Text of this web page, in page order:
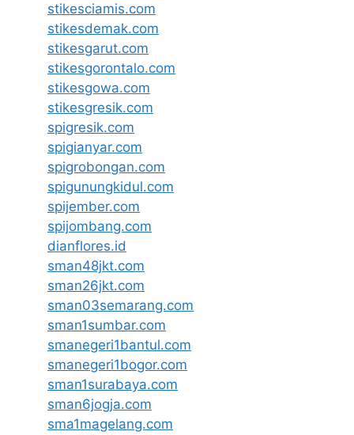
stikesciamis.com
stikesdemak.com
stikesgarut.com
stikesgorontalo.com
stikesgowa.com
stikesgresik.com
spigresik.com
spigianyar.com
spigrobongan.com
spigunungkidul.com
spijember.com
spijombang.com
dianflores.id
sman48jkt.com
sman26jkt.com
sman03semarang.com
sman1sumbar.com
smanegeri1bantul.com
smanegeri1bogor.com
sman1surabaya.com
sman6jogja.com
sma1magelang.com